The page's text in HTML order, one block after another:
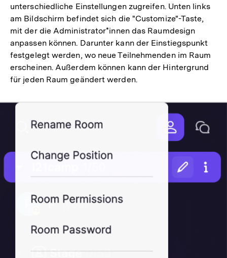
unterschiedliche Einstellungen zugreifen. Unten links
am Bildschirm befindet sich die "Customize"-Taste,
mit der die Administrator*innen das Raumdesign
anpassen können. Darunter kann der Einstiegspunkt
festgelegt werden, wo neue Teilnehmenden im Raum
erscheinen. Außerdem können kann der Hintergrund
für jeden Raum geändert werden.